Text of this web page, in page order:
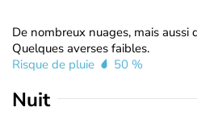
De nombreux nuages, mais aussi
Quelques averses faibles.
Risque de pluie
50 %
Nuit